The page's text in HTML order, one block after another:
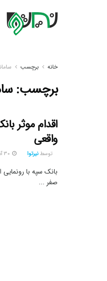
خانه برچسب
برچسب:
اقدام موثر
واقعی
توسط نیرتوا
بانک سپه با
صفر ...